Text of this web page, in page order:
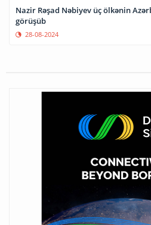
Nazir Rəşad Nəbiyev üç ölkənin
görüşüb
28-08-2024